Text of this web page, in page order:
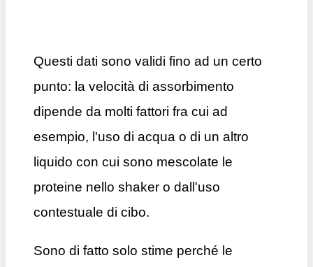
Questi dati sono validi fino ad un certo
punto: la velocità di assorbimento
dipende da molti fattori fra cui ad
esempio, l'uso di acqua o di un altro
liquido con cui sono mescolate le
proteine nello shaker o dall'uso
contestuale di cibo.
Sono di fatto solo stime perché le